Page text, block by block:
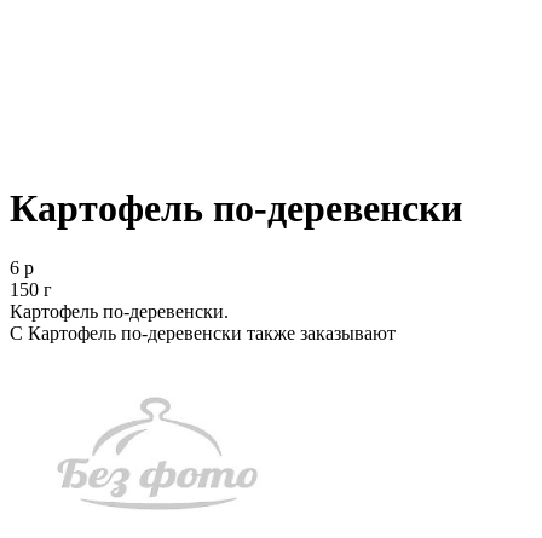
Картофель по-деревенски
6 р
150 г
Картофель по-деревенски.
С Картофель по-деревенски также заказывают